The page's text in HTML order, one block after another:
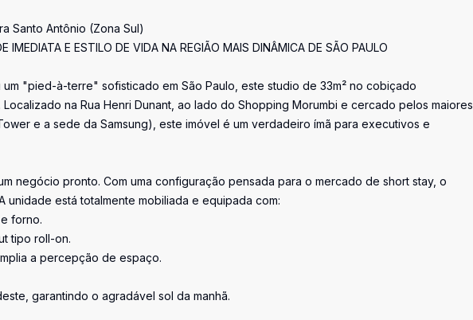
Santo Antônio (Zona Sul)
IMEDIATA E ESTILO DE VIDA NA REGIÃO MAIS DINÂMICA DE SÃO PAULO
"pied-à-terre" sofisticado em São Paulo, este studio de 33m² no cobiçado
na Rua Henri Dunant, ao lado do Shopping Morumbi e cercado pelos maiores
e a sede da Samsung), este imóvel é um verdadeiro ímã para executivos e
negócio pronto. Com uma configuração pensada para o mercado de short stay, o
unidade está totalmente mobiliada e equipada com:
forno.
tipo roll-on.
a percepção de espaço.
garantindo o agradável sol da manhã.